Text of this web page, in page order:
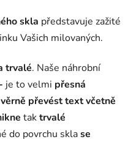
skla představuje zažité
Vašich milovaných.
trvalé. Naše náhrobní
je to velmi přesná
věrně převést text včetně
taktrvalé
do povrchu sklase